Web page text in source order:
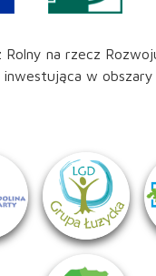
Rolny na rzecz
inwestująca w obszary